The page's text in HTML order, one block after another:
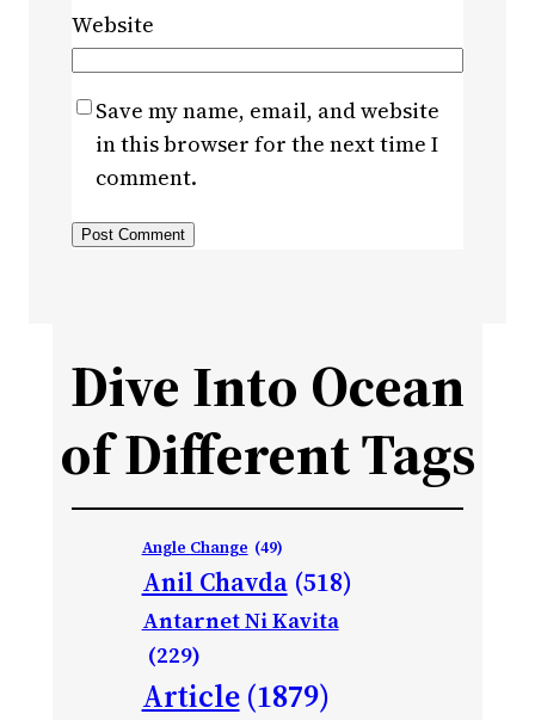
Website
Save my name, email, and website
in this browser for the next time I
comment.
Dive Into Ocean
of Different Tags
Angle Change (49)
Anil Chavda (518)
Antarnet Ni Kavita
(229)
Article (1879)